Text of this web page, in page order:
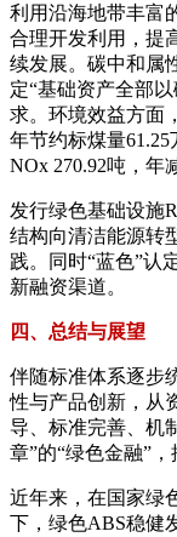
利用沿海地带丰富
合理开发利用，提
续发展。碳中和属
定“基础资产全部
求。环境效益方面
年节约标煤量61.25
NOx 270.92吨，年
发行绿色基础设施
结构向清洁能源转
践。同时“蓝色”认
新融资渠道。
四、总结与展望
伴随标准体系逐步
性与产品创新，从
导、标准完善、机
章”的“绿色金融”，
近年来，在国家绿
下，绿色ABS稳健